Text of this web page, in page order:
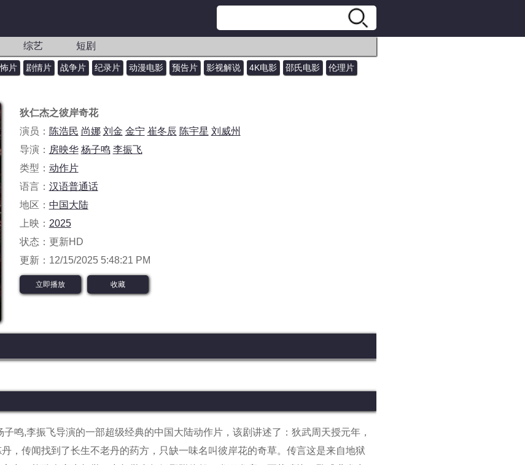
综艺 短剧
片 剧情片 战争片 纪录片 动漫电影 预告片 影视解说 4K电影 邵氏电影
伦理片
狄仁杰之彼岸奇花
演员： 陈浩民 尚娜 刘金 金宁 崔冬辰 陈宇星 刘威州
导演： 房映华 杨子鸣 李振飞
类型： 动作片
语言： 汉语普通话
地区： 中国大陆
上映： 2025
状态：更新HD
更新：12/15/2025 5:48:21 PM
立即播放 收藏
子鸣,李振飞导演的一部超级经典的中国大陆动作片，该剧讲述了：狄武周天授元年，
，传闻找到了长生不老丹的药方，只缺一味名叫彼岸花的奇草。传言这是来自地狱